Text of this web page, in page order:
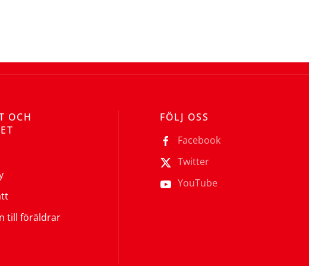
OCH
till föräldrar
FÖLJ OSS
Facebook
Twitter
YouTube